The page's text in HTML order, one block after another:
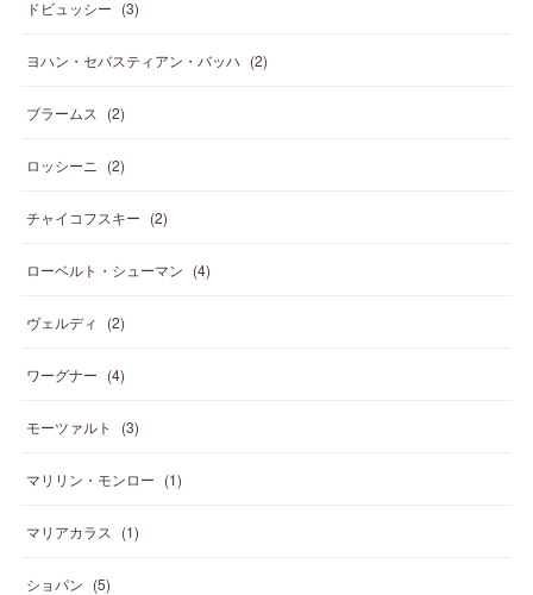
ドビュッシー (3)
ヨハン・セバスティアン・バッハ (2)
ブラームス (2)
ロッシーニ (2)
チャイコフスキー (2)
ローベルト・シューマン (4)
ヴェルディ (2)
ワーグナー (4)
モーツァルト (3)
マリリン・モンロー (1)
マリアカラス (1)
ショパン (5)